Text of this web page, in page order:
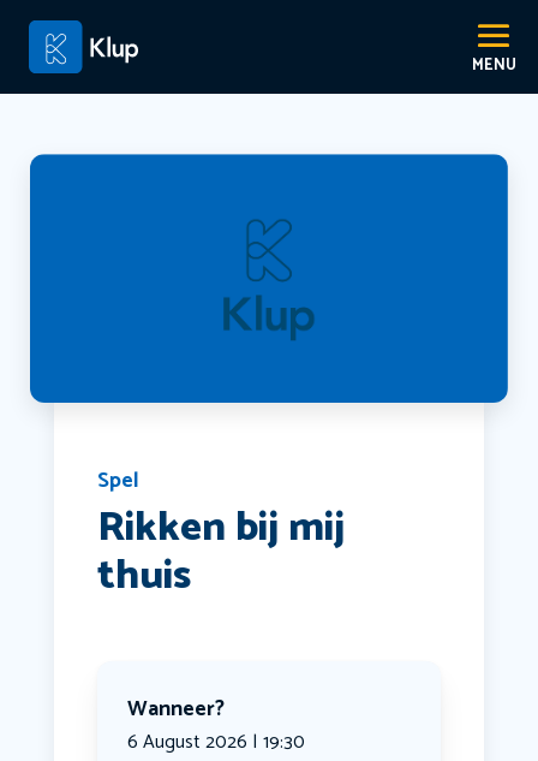
Spel
Rikken bij mij
thuis
Wanneer?
6 August 2026 | 19:30